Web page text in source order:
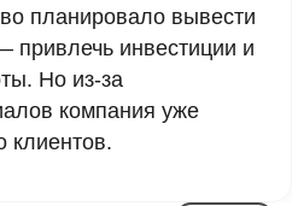
планировало вывести
привлечь инвестиции и
Но из-за
компания уже
клиентов.